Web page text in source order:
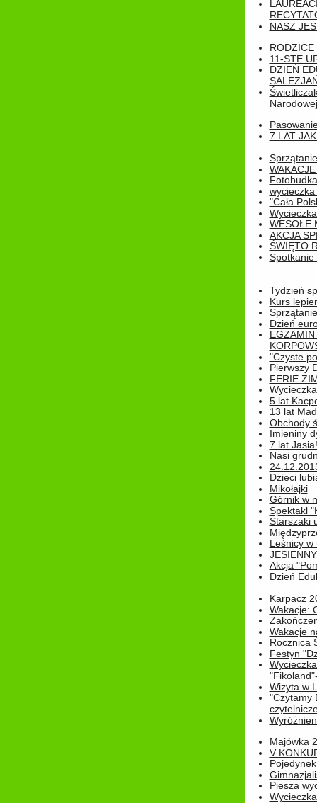
NASZ
RODZICE
11-STE
DZIEŃ
Narodowej
7 LAT
Fotobudka
"Cała
WESOŁE
AKCJA
ŚWIĘTO
Spotkanie
Tydzień
Kurs
Dzień
"Czyste
Pierwszy
FERIE
5 lat
13 lat
Obchody
Imieniny
7 lat Jasia!
Nasi
Dzieci
Mikołajki
Górnik w
Spektakl
Starszaki
Leśnicy w
Akcja
Dzień
Karpacz
Wakacje:
Wakacje
Rocznica
Festyn
Wizyta w
"Czytamy
Majówka
V
Piesza